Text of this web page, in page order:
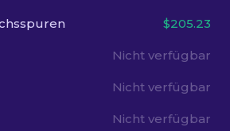
DE
$205.23
Nicht verfügbar
Nicht verfügbar
Nicht verfügbar